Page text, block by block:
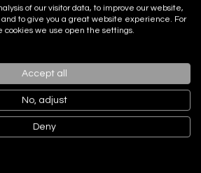
hospitalidad japonesa en
japonés de hospitalidad se
interior de los
cada detalle está
ofrecer una experiencia
of our visitor data, to improve our website,
to give you a great website experience. For
cookies we use open the settings.
Accept all
No, adjust
Deny